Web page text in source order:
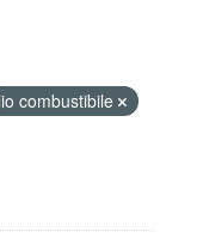
combustibile